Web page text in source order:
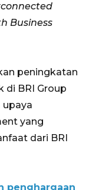
Business
peningkatan
di BRI Group
upaya
yang
dari BRI
penghargaan